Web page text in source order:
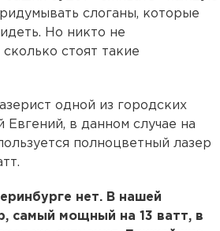
слоганы, которые
Но никто не
стоят такие
одной из городских
Евгений, в данном случае на
полноцветный лазер
нет. В нашей
самый мощный на 13 ватт, в